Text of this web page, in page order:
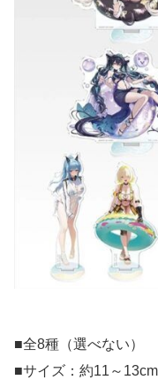
■全8種（選べない）
■サイズ：約11～13cm